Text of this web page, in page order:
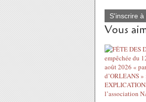
S'inscrire
Vous